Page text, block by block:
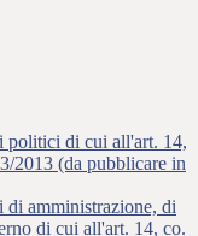
politici di cui all'art. 14,
2013 (da pubblicare in
amministrazione, di
di cui all'art. 14, co.